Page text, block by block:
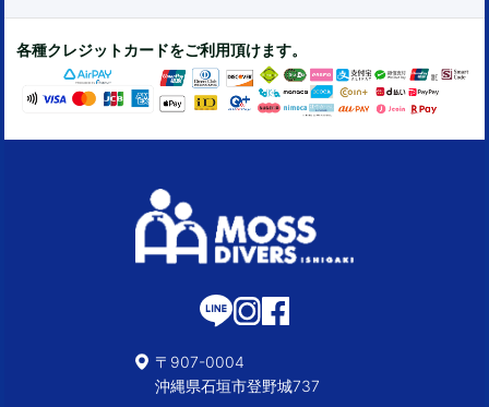
各種クレジットカードをご利用頂けます。
〒907-0004
沖縄県石垣市登野城737